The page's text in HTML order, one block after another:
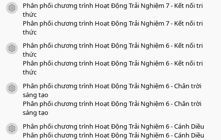
icon tài liệu
Phân phối chương trình Hoạt Động Trải Nghiệm 7 - Kết nối tri
thức
Phân phối chương trình Hoạt Động Trải Nghiệm 7 - Kết nối tri
thức
icon tài liệu
Phân phối chương trình Hoạt Động Trải Nghiệm 6 - Kết nối tri
thức
Phân phối chương trình Hoạt Động Trải Nghiệm 6 - Kết nối tri
thức
icon tài liệu
Phân phối chương trình Hoạt Động Trải Nghiệm 6 - Chân trời
sáng tạo
Phân phối chương trình Hoạt Động Trải Nghiệm 6 - Chân trời
sáng tạo
icon tài liệu
Phân phối chương trình Hoạt Động Trải Nghiệm 6 - Cánh Diều
Phân phối chương trình Hoạt Động Trải Nghiệm 6 - Cánh Diều